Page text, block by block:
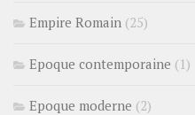
Empire Romain (25)
Epoque contemporaine (1)
Epoque moderne (2)